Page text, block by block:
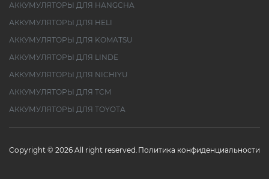
АККУМУЛЯТОРЫ ДЛЯ HANGCHA
АККУМУЛЯТОРЫ ДЛЯ HELI
АККУМУЛЯТОРЫ ДЛЯ KOMATSU
АККУМУЛЯТОРЫ ДЛЯ LINDE
АККУМУЛЯТОРЫ ДЛЯ NICHIYU
АККУМУЛЯТОРЫ ДЛЯ TCM
АККУМУЛЯТОРЫ ДЛЯ TOYOTA
Copyright © 2026 All right reserved. Политика конфиденциальности